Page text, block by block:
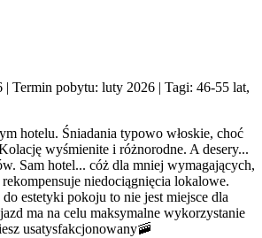
| Termin pobytu: luty 2026 | Tagi: 46-55 lat,
hotelu. Śniadania typowo włoskie, choć
wyśmienite i różnorodne. A desery...
Sam hotel... cóż dla mniej wymagających,
niedociągnięcia lokalowe.
do estetyki pokoju to nie jest miejsce dla
ma na celu maksymalne wykorzystanie
usatysfakcjonowany🚠